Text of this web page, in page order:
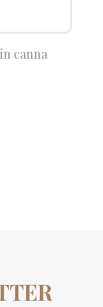
canna